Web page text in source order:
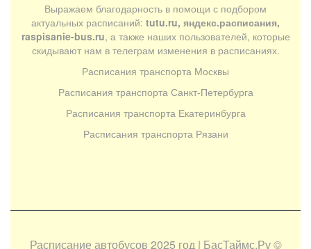
Выражаем благодарность в помощи с подбором
актуальных расписаний: tutu.ru, яндекс.расписания,
raspisanie-bus.ru, а также наших пользователей, которые
скидывают нам в телеграм изменения в расписаниях.
Расписания транспорта Москвы
Расписания транспорта Санкт-Петербурга
Расписания транспорта Екатеринбурга
Расписания транспорта Рязани
Расписание автобусов 2025 год | БасТаймс.Ру©